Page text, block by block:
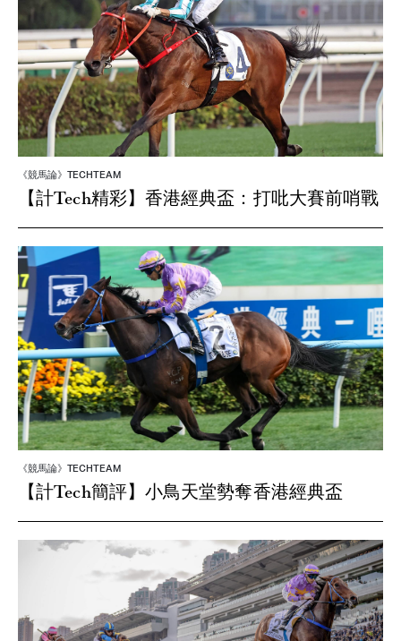
《競馬論》TECHTEAM
【計Tech精彩】香港經典盃：打吡大賽前哨戰
《競馬論》TECHTEAM
【計Tech簡評】小鳥天堂勢奪香港經典盃